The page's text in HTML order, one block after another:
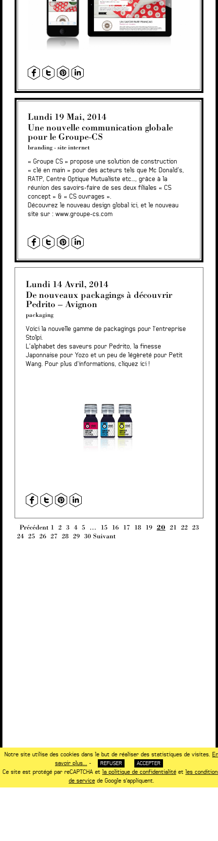
Notre site utilise des cookies dans le but de réaliser des statistiques de visites. En
savoir plus...
- REFUSER ACCEPTER
Ce site est protégé par reCAPTCHA et la politique de confidentialité et les
de service de Google s'appliquent.
Lundi 19 Mai, 2014
Une nouvelle communication globale
pour le Groupe-CS
branding - site internet
« Groupe CS » propose une solution de construction
« clé en main » pour des acteurs tels que Mc Donald’s,
RATP, Centre Optique Mutualiste etc…, grâce à la
réunion des savoirs-faire de ses deux filiales « CS
concept » & « CS ouvrages ».
Découvrez le nouveau design global ici, et le nouveau
site sur : www.groupe-cs.com
Lundi 14 Avril, 2014
De nouveaux packagings à découvrir
Pedrito – Avignon
packaging
Voici la nouvelle gamme de packagings pour l’entreprise
Stolpi.
L’alphabet des saveurs pour Pedrito, la finesse
Japonnaise pour Yozo et un peu de légèreté pour Petit
Wang. Pour plus d’informations, cliquez ici !
Précédent 1 2 3 4 5 … 15 16 17 18 19 20 21 22 23
24 25 26 27 28 29 30 Suivant